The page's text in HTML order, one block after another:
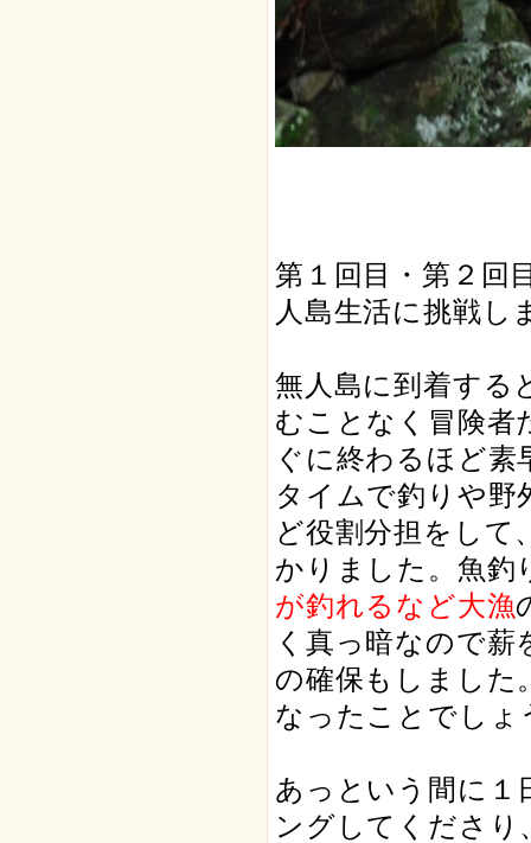
第１回目・第２回
人島生活に挑戦し
無人島に到着する
むことなく冒険者
ぐに終わるほど
タイムで釣りや野
ど役割分担をして
かりました。魚釣
が釣れるなど大漁
く真っ暗なので
の確保もしました
なったことでしょ
あっという間に１
ングしてくださり